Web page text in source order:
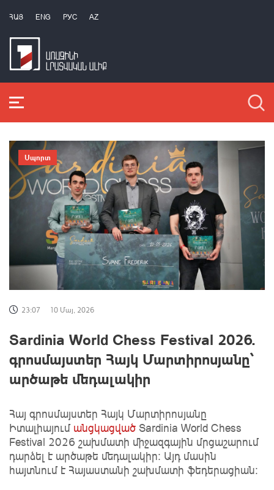
ՀԱՅ ENG РУС AZ
Սպորտ
23:07 10 Մայ, 2026
Sardinia World Chess Festival 2026.
գրոսմայստեր Հայկ Մարտիրոսյանը՝
արծաթե մեդալակիր
Հայ գրոսմայստեր Հայկ Մարտիրոսյանը
Իտալիայում անցկացված Sardinia World Chess
Festival 2026 շախմատի միջազգային մրցաշարում
դարձել է արծաթե մեդալակիր: Այդ մասին
հայտնում է Հայաստանի շախմատի ֆեդերացիան: